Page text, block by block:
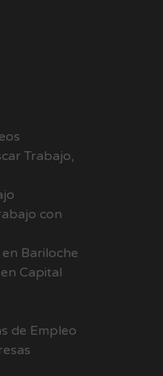
Trabajo,
con
Bariloche
Capital
de Empleo